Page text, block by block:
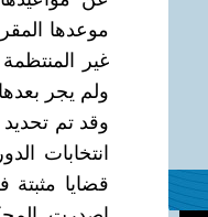
موعدها
ولم يجر بعدها
انتخابات
قضايا